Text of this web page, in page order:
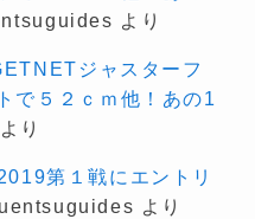
より
ジャスターフ
で５２ｃｍ他！あの1
より
第１戦にエントリ
uentsuguides より